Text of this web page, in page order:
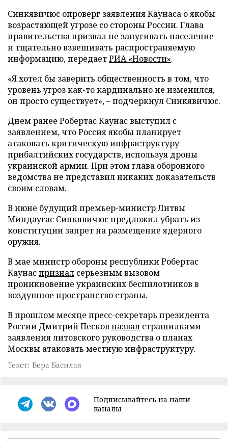
Синкявичюс опроверг заявления Каунаса о якобы
возрастающей угрозе со стороны России. Глава
правительства призвал не запугивать население
и тщательно взвешивать распространяемую
информацию, передаетРИА «Новости».
«Я хотел бы заверить общественность в том, что
уровень угроз как-то кардинально не изменился,
он просто существует», – подчеркнул Синкявичюс.
Днем ранее Робертас Каунас выступил с
заявлением, что Россия якобы планирует
атаковать критическую инфраструктуру
прибалтийских государств, используя дроны
украинской армии. При этом глава оборонного
ведомства не представил никаких доказательств
своим словам.
В июне будущий премьер-министр Литвы
Миндаугас Синкявичюспредложилубрать из
конституции запрет на размещение ядерного
оружия.
В мае министр обороны республики Робертас
Каунаспризнал серьезным вызовом
проникновение украинских беспилотников в
воздушное пространство страны.
В прошлом месяце пресс-секретарь президента
России Дмитрий Песков назвал страшилками
заявления литовского руководства о планах
Москвы атаковать местную инфраструктуру.
Текст: Вера Басилая
Подписывайтесь на наши
каналы